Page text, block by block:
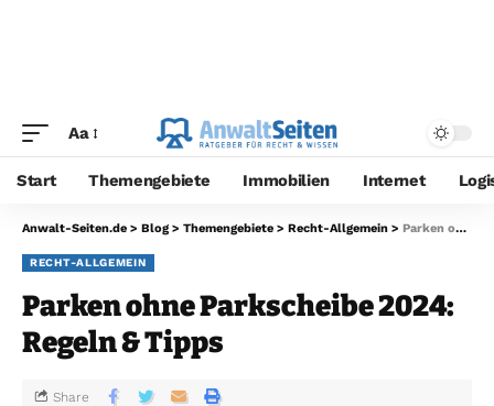
Aa
Start Themengebiete Immobilien Internet
Anwalt-Seiten.de > Blog > Themengebiete > Recht-Allgemein > Parken ohne Parkscheibe 2024: Regeln & Tipps
RECHT-ALLGEMEIN
Parken ohne Parkscheibe 2024:
Regeln & Tipps
Share